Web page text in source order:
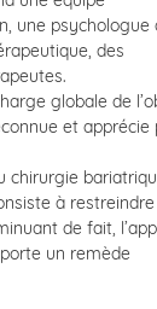
une psychologue
des
globale de
et apprécie
chirurgie
à restreindre
de fait,
un remède